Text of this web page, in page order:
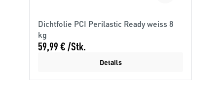
Dichtfolie PCI Perilastic Ready weiss 8
kg
59,99 € /Stk.
Details